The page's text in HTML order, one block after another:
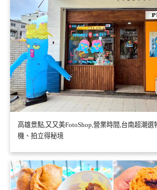
高雄景點,又又美FotoShop,營業時間,台南超潮選
機、拍立得秘境